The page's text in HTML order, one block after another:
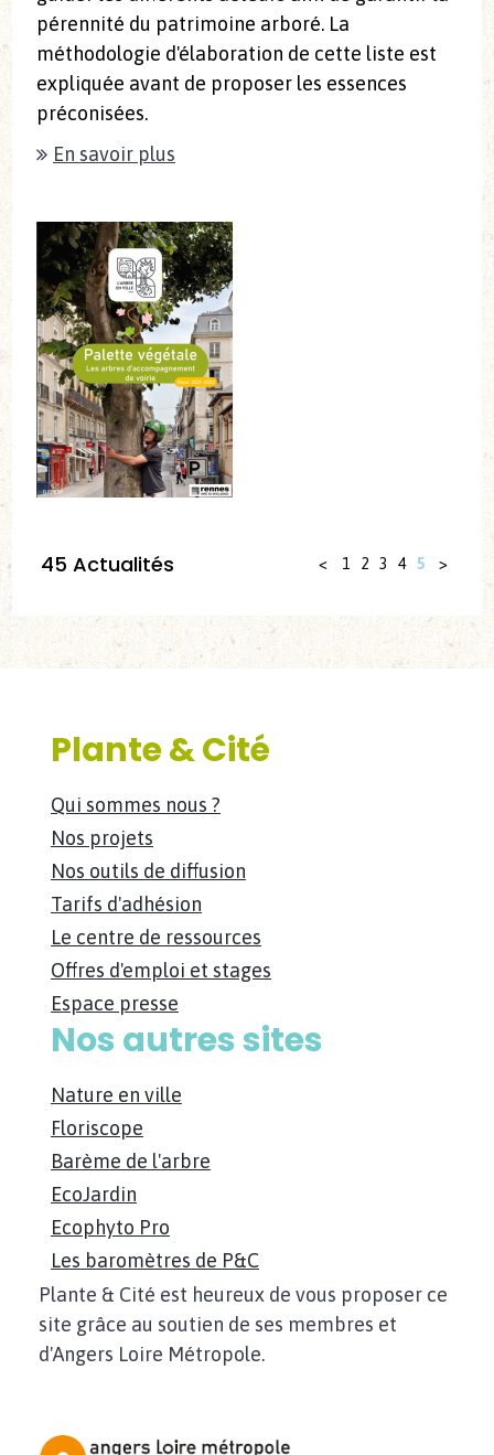
pérennité du patrimoine arboré. La
méthodologie d'élaboration de cette liste est
expliquée avant de proposer les essences
préconisées.
En savoir plus
45 Actualités < 1 2 3 4 5 >
Plante & Cité
Qui sommes nous ?
Nos projets
Nos outils de diffusion
Tarifs d'adhésion
Le centre de ressources
Offres d'emploi et stages
Espace presse
Nos autres sites
Nature en ville
Floriscope
Barème de l'arbre
EcoJardin
Ecophyto Pro
Les baromètres de P&C
Plante & Cité est heureux de vous proposer ce
site grâce au soutien de ses membres et
d'Angers Loire Métropole.